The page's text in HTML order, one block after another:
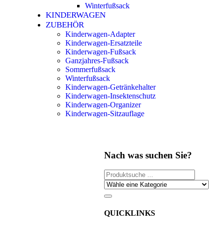
Winterfußsack
KINDERWAGEN
ZUBEHÖR
Kinderwagen-Adapter
Kinderwagen-Ersatzteile
Kinderwagen-Fußsack
Ganzjahres-Fußsack
Sommerfußsack
Winterfußsack
Kinderwagen-Getränkehalter
Kinderwagen-Insektenschutz
Kinderwagen-Organizer
Kinderwagen-Sitzauflage
Nach was suchen Sie?
QUICKLINKS